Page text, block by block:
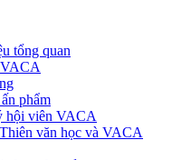
tổng quan
phẩm
hội viên VACA
văn học và VACA